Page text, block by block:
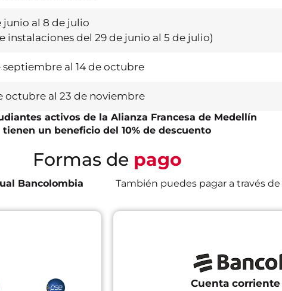
junio al 8 de julio
instalaciones del 29 de junio al 5 de julio)
septiembre al 14 de octubre
octubre al 23 de noviembre
activos de la Alianza Francesa de Medellín
tienen un beneficio del 10% de descuento
Formas de pago
Bancolombia También puedes pagar a través de
Cuenta corriente